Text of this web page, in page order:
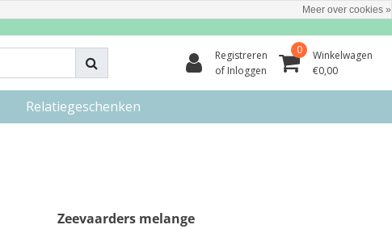
Registreren
of Inloggen
0
Winkelwagen
€0,00
Relatiegeschenken
Zeevaarders melange
Meer over cookies »